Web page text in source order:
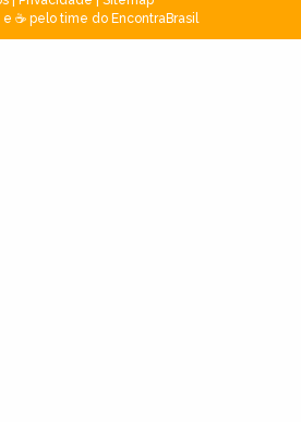
☕ pelo time do EncontraBrasil